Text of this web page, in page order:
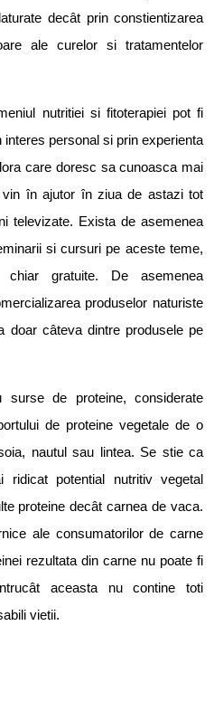
decât prin constientizarea
ale curelor si tratamentelor
nutritiei si fitoterapiei pot fi
personal si prin experienta
care doresc sa cunoasca mai
în ajutor în ziua de astazi tot
televizate. Exista de asemenea
si cursuri pe aceste teme,
gratuite. De asemenea
produselor naturiste
doar câteva dintre produsele pe
de proteine, considerate
de proteine vegetale de o
nautul sau lintea. Se stie ca
potential nutritiv vegetal
proteine decât carnea de vaca.
ale consumatorilor de carne
rezultata din carne nu poate fi
aceasta nu contine toti
vietii.